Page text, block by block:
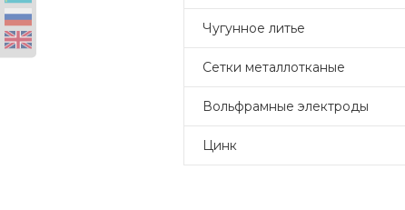
Чугунное литье
Сетки металлотканые
Вольфрамные электроды
Цинк